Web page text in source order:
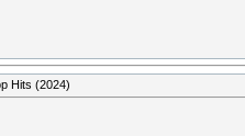
Hits (2024)